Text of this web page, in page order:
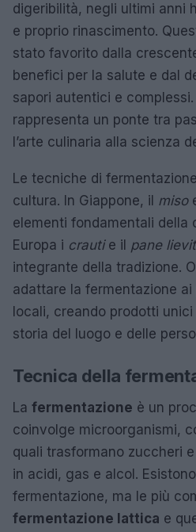
digeribilità, negli ultimi anni
e proprio rinascimento.
stato favorito dalla
benefici per la salute e dal
sapori autentici e
rappresenta un ponte tra
l’arte culinaria alla scienza
Le tecniche di
cultura. In Giappone, il miso
elementi fondamentali della
Europa i crautie il pane
integrante della tradizione.
adattare la fermentazione
locali, creando prodotti
storia del luogo e delle
Tecnica della
La fermentazione è un
coinvolge microorganismi,
quali trasformano zuccheri
in acidi, gas e alcol.
fermentazione, ma le più
fermentazione lattica e